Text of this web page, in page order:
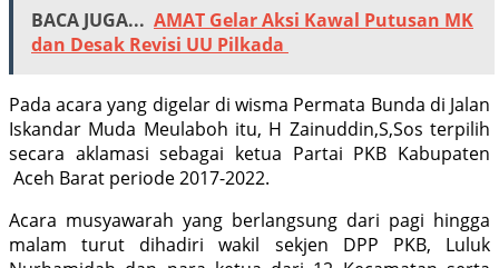
BACA JUGA... AMAT Gelar Aksi Kawal Putusan MK
dan Desak Revisi UU Pilkada
Pada acara yang digelar di wisma Permata Bunda di Jalan
Iskandar Muda Meulaboh itu, H Zainuddin,S,Sos terpilih
secara aklamasi sebagai ketua Partai PKB Kabupaten
Aceh Barat periode 2017-2022.
Acara musyawarah yang berlangsung dari pagi hingga
malam turut dihadiri wakil sekjen DPP PKB, Luluk